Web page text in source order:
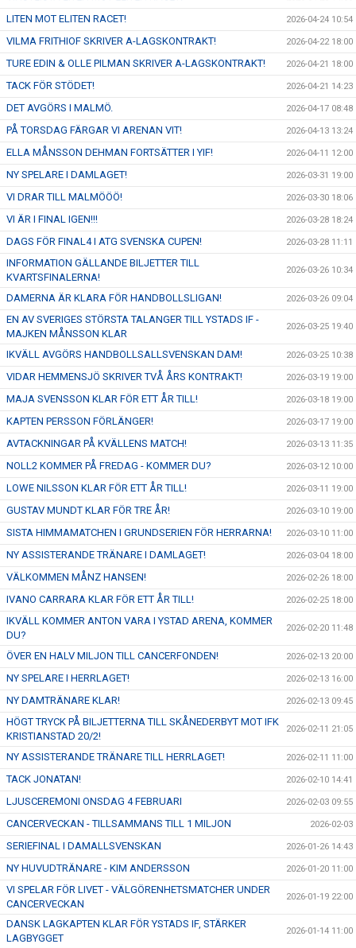
LITEN MOT ELITEN RACET! 2026-04-24 10:54
VILMA FRITHIOF SKRIVER A-LAGSKONTRAKT! 2026-04-22 18:00
TURE EDIN & OLLE PILMAN SKRIVER A-LAGSKONTRAKT! 2026-04-21 18:00
TACK FÖR STÖDET! 2026-04-21 14:23
DET AVGÖRS I MALMÖ. 2026-04-17 08:48
PÅ TORSDAG FÄRGAR VI ARENAN VIT! 2026-04-13 13:24
ELLA MÅNSSON DEHMAN FORTSÄTTER I YIF! 2026-04-11 12:00
NY SPELARE I DAMLAGET! 2026-03-31 19:00
VI DRAR TILL MALMÖÖÖ! 2026-03-30 18:06
VI ÄR I FINAL IGEN!!! 2026-03-28 18:24
DAGS FÖR FINAL4 I ATG SVENSKA CUPEN! 2026-03-28 11:11
INFORMATION GÄLLANDE BILJETTER TILL
KVARTSFINALERNA!
2026-03-26 10:34
DAMERNA ÄR KLARA FÖR HANDBOLLSLIGAN! 2026-03-26 09:04
EN AV SVERIGES STÖRSTA TALANGER TILL YSTADS IF -
MAJKEN MÅNSSON KLAR
2026-03-25 19:40
IKVÄLL AVGÖRS HANDBOLLSALLSVENSKAN DAM! 2026-03-25 10:38
VIDAR HEMMENSJÖ SKRIVER TVÅ ÅRS KONTRAKT! 2026-03-19 19:00
MAJA SVENSSON KLAR FÖR ETT ÅR TILL! 2026-03-18 19:00
KAPTEN PERSSON FÖRLÄNGER! 2026-03-17 19:00
AVTACKNINGAR PÅ KVÄLLENS MATCH! 2026-03-13 11:35
NOLL2 KOMMER PÅ FREDAG - KOMMER DU? 2026-03-12 10:00
LOWE NILSSON KLAR FÖR ETT ÅR TILL! 2026-03-11 19:00
GUSTAV MUNDT KLAR FÖR TRE ÅR! 2026-03-10 19:00
SISTA HIMMAMATCHEN I GRUNDSERIEN FÖR HERRARNA! 2026-03-10 11:00
NY ASSISTERANDE TRÄNARE I DAMLAGET! 2026-03-04 18:00
VÄLKOMMEN MÅNZ HANSEN! 2026-02-26 18:00
IVANO CARRARA KLAR FÖR ETT ÅR TILL! 2026-02-25 18:00
IKVÄLL KOMMER ANTON VARA I YSTAD ARENA, KOMMER
DU?
2026-02-20 11:48
ÖVER EN HALV MILJON TILL CANCERFONDEN! 2026-02-13 20:00
NY SPELARE I HERRLAGET! 2026-02-13 16:00
NY DAMTRÄNARE KLAR! 2026-02-13 09:45
HÖGT TRYCK PÅ BILJETTERNA TILL SKÅNEDERBYT MOT IFK
KRISTIANSTAD 20/2!
2026-02-11 21:05
NY ASSISTERANDE TRÄNARE TILL HERRLAGET! 2026-02-11 11:00
TACK JONATAN! 2026-02-10 14:41
LJUSCEREMONI ONSDAG 4 FEBRUARI 2026-02-03 09:55
CANCERVECKAN - TILLSAMMANS TILL 1 MILJON 2026-02-03
SERIEFINAL I DAMALLSVENSKAN 2026-01-26 14:43
NY HUVUDTRÄNARE - KIM ANDERSSON 2026-01-20 11:00
VI SPELAR FÖR LIVET - VÄLGÖRENHETSMATCHER UNDER
CANCERVECKAN
2026-01-19 22:00
DANSK LAGKAPTEN KLAR FÖR YSTADS IF, STÄRKER
LAGBYGGET
2026-01-14 11:00